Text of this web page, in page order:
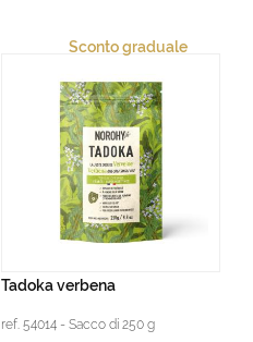
Sconto graduale
Tadoka verbena
ref. 54014 - Sacco di 250 g